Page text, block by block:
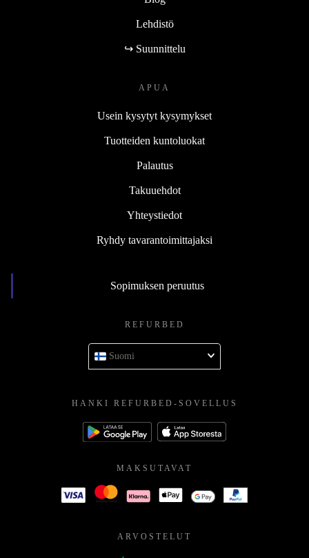
Lehdistö
↪ Suunnittelu
APUA
Usein kysytyt kysymykset
Tuotteiden kuntoluokat
Palautus
Takuuehdot
Yhteystiedot
Ryhdy tavarantoimittajaksi
Sopimuksen peruutus
REFURBED
Suomi
HANKI REFURBED-SOVELLUS
MAKSUTAVAT
ARVOSTELUT